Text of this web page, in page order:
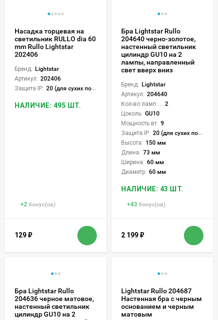
Насадка торцевая на
светильник RULLO dia 60
mm Rullo Lightstar
202406
Бренд: Lightstar
Артикул: 202406
Защита IP: 20 (для сухих пом.)
НАЛИЧИЕ: 495 ШТ.
+2 бонус(ов)
129 ₽
Бра Lightstar Rullo
204640 черно-золотое,
настенный светильник
цилиндр GU10 на 2
лампы, направленный
свет вверх вниз
Бренд: Lightstar
Артикул: 204640
2
Цоколь: GU10
Мощность вт: 9
Защита IP: 20 (для сухих пом.)
Высота: 150 мм
Длина: 73 мм
Ширина: 60 мм
Диаметр: 60 мм
НАЛИЧИЕ: 43 ШТ.
+43 бонус(ов)
2 199 ₽
Бра Lightstar Rullo
204636 черное матовое,
настенный светильник
цилиндр GU10 на 2
Lightstar Rullo 204687
Настенная бра с черным
основанием и черным
матовым